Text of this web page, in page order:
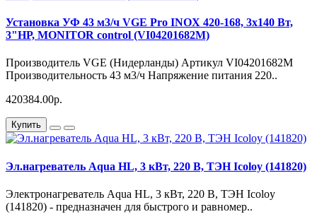
Установка УФ 43 м3/ч VGE Pro INOX 420-168, 3x140 Вт,
3"НР, MONITOR control (VI04201682M)
Производитель VGE (Нидерланды) Артикул VI04201682M
Производительность 43 м3/ч Напряжение питания 220..
420384.00р.
Купить
Эл.нагреватель Aqua HL, 3 кВт, 220 В, ТЭН Icoloy (141820)
Электронагреватель Aqua HL, 3 кВт, 220 В, ТЭН Icoloy
(141820) - предназначен для быстрого и равномер..